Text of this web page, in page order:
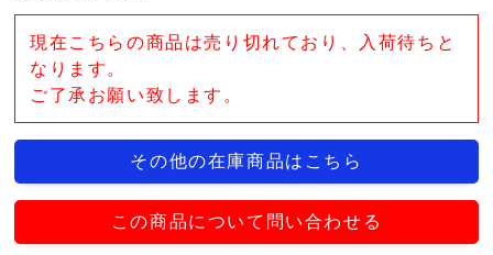
現在こちらの商品は売り切れており、入荷待ちと
なります。
ご了承お願い致します。
その他の在庫商品はこちら
この商品について問い合わせる